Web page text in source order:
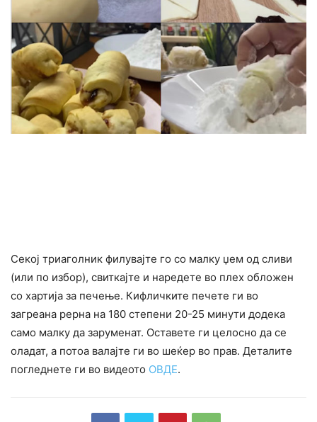
Секој триаголник филувајте го со малку џем од сливи
(или по избор), свиткајте и наредете во плех обложен
со хартија за печење. Кифличките печете ги во
загреана рерна на 180 степени 20-25 минути додека
само малку да заруменат. Оставете ги целосно да се
оладат, а потоа валајте ги во шеќер во прав. Деталите
погледнете ги во видеото ОВДЕ.